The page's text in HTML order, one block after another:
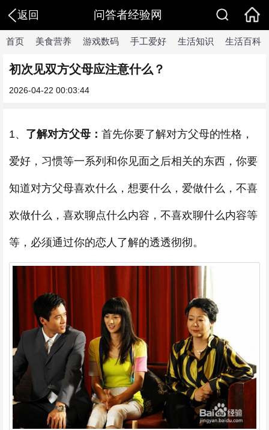
返回 问答者经验网
首页 美食营养 游戏数码 手工爱好 生活知识 生活百科
初次见双方父母应注意什么？
2026-04-22 00:03:44
1、 了解对方父母： 首先你要了解对方父母的性格，
爱好，习惯等一系列和你见面之后相关的东西，你要
知道对方父母喜欢什么，想要什么，爱做什么，不喜
欢做什么，喜欢聊点什么内容，不喜欢聊什么内容等
等，必须通过你的恋人了解的透透彻彻。